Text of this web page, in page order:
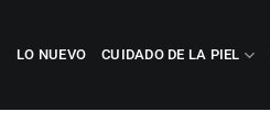
LO NUEVO CUIDADO DE LA PIEL